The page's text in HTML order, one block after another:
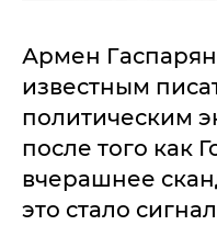
Армен
известным
политическим
после того как
вчерашнее
это стало